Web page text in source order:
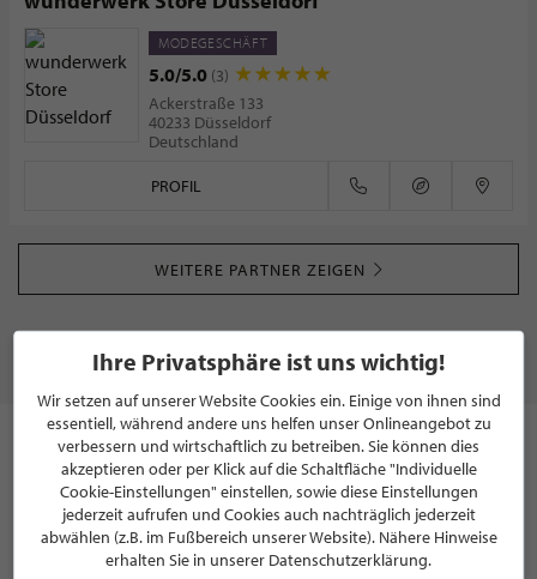
MODEGESCHÄFT
5.0/5.0 (3)
Ackerstraße 133
40233 Düsseldorf
Deutschland
PROFIL
WEITERE PARTNER ZEIGEN
MODE & ACCESSOIRES
Unsere Kleidung spiegelt unseren Charakter wieder und gibt
uns die Möglichkeit einen Teil unserer Persönlichkeit nach
außen zu tragen. Sie lässt uns Freiraum zur Entfaltung und
stärkt unser Selbstbewusstsein. Insbesondere in der heutigen,
schnelllebigen Zeit ist das äußere Erscheinungsbild so wichtig
Ihre Privatsphäre ist uns wichtig!
Wir setzen auf unserer Website Cookies ein. Einige von ihnen sind
essentiell, während andere uns helfen unser Onlineangebot zu
verbessern und wirtschaftlich zu betreiben. Sie können dies
akzeptieren oder per Klick auf die Schaltfläche "Individuelle
Cookie-Einstellungen" einstellen, sowie diese Einstellungen
jederzeit aufrufen und Cookies auch nachträglich jederzeit
abwählen (z.B. im Fußbereich unserer Website). Nähere Hinweise
erhalten Sie in unserer Datenschutzerklärung.